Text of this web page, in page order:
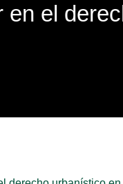
en el